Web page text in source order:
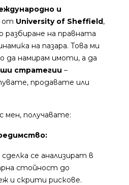
и
от University of Sheffield,
разбиране на правната
на пазара. Това ми
да намирам имоти, а да
стратегии –
продавате или
получавате:
се анализират в
стойност до
и скрити рискове.